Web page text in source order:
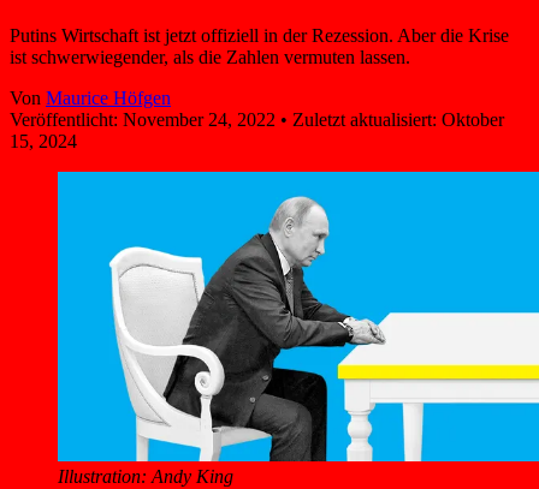
Putins Wirtschaft ist jetzt offiziell in der Rezession. Aber die Krise
ist schwerwiegender, als die Zahlen vermuten lassen.
Von Maurice Höfgen
Veröffentlicht: November 24, 2022 • Zuletzt aktualisiert: Oktober
15, 2024
Illustration: Andy King